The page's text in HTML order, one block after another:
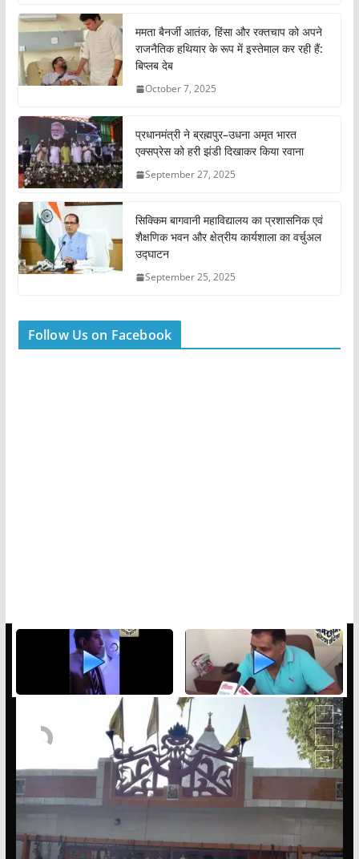
ममता बैनर्जी आतंक, हिंसा और रक्तचाप को अपने
राजनैतिक हथियार के रूप में इस्तेमाल कर रही हैं:
बिप्लब देब
October 7, 2025
प्रधानमंत्री ने ब्रह्मपुर–उधना अमृत भारत
एक्सप्रेस को हरी झंडी दिखाकर किया रवाना
September 27, 2025
सिक्किम बागवानी महाविद्यालय का प्रशासनिक एवं
शैक्षणिक भवन और क्षेत्रीय कार्यशाला का वर्चुअल
उद्घाटन
September 25, 2025
Follow Us on Facebook